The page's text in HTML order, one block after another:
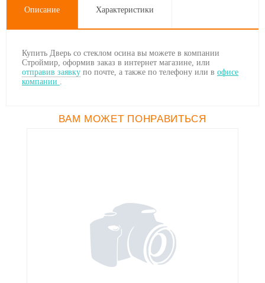
Описание Характеристики
Купить Дверь со стеклом осина вы можете в компании
Строймир, оформив заказ в интернет магазине, или
отправив заявку по почте, а также по телефону или в офисе
компании .
ВАМ МОЖЕТ ПОНРАВИТЬСЯ